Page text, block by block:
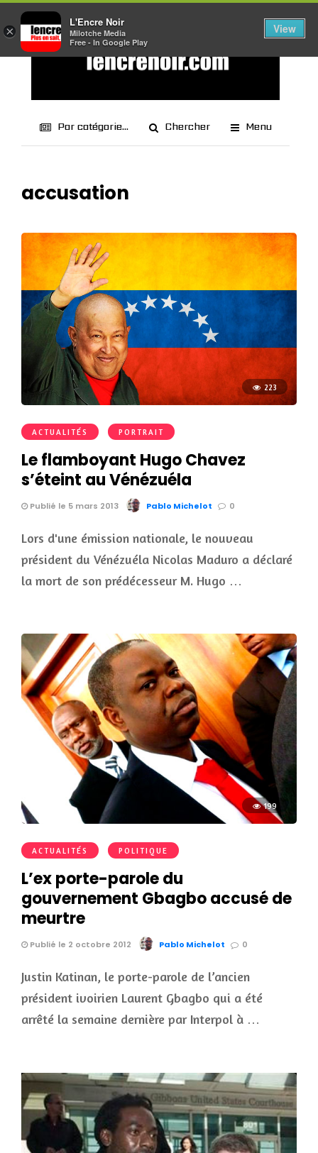
Par catégorie... Chercher Menu
accusation
223
ACTUALITÉS PORTRAIT
Le flamboyant Hugo Chavez
s’éteint au Vénézuéla
Publié le 5 mars 2013 Pablo Michelot 0
Lors d'une émission nationale, le nouveau
président du Vénézuéla Nicolas Maduro a déclaré
la mort de son prédécesseur M. Hugo …
199
ACTUALITÉS POLITIQUE
L’ex porte-parole du
gouvernement Gbagbo accusé de
meurtre
Publié le 2 octobre 2012 Pablo Michelot 0
Justin Katinan, le porte-parole de l’ancien
président ivoirien Laurent Gbagbo qui a été
arrêté la semaine dernière par Interpol à …
×
L'Encre Noir
Milotche Media
Free - In Google Play
View